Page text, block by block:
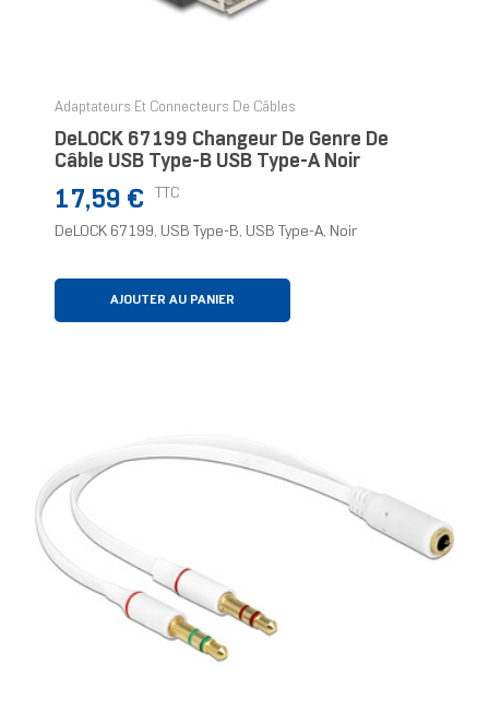
Adaptateurs Et Connecteurs De Câbles
DeLOCK 67199 Changeur De Genre De
Câble USB Type-B USB Type-A Noir
Prix
17,59 € TTC
DeLOCK 67199, USB Type-B, USB Type-A, Noir
AJOUTER AU PANIER